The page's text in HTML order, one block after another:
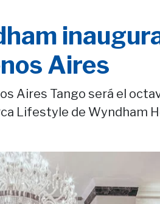
Aires
Aires Tango será el
Lifestyle de Wyndham